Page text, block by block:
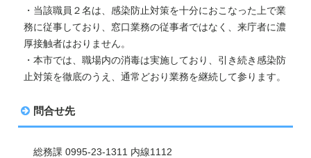
・当該職員２名は、感染防止対策を十分におこなった上で業
務に従事しており、窓口業務の従事者ではなく、来庁者に濃
厚接触者はおりません。
・本市では、職場内の消毒は実施しており、引き続き感染防
止対策を徹底のうえ、通常どおり業務を継続して参ります。
問合せ先
総務課 0995-23-1311 内線1112